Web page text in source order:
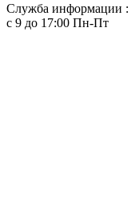
Служба информации :
с 9 до 17:00 Пн-Пт